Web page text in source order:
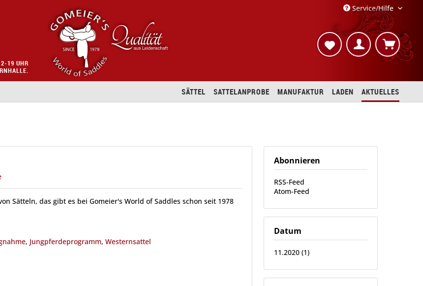
Service/Hilfe
19 UHR
AKTUELLES
LADEN
MANUFAKTUR
SATTELANPROBE
SÄTTEL
Abonnieren
RSS-Feed
Atom-Feed
Datum
11.2020 (1)
Sätteln, das gibt es bei Gomeier's World of Saddles schon seit 1978
, Jungpferdeprogramm,Westernsattel